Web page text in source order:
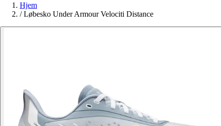
Hjem
/ Løbesko Under Armour Velociti Distance